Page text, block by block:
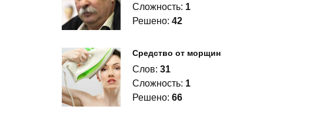
Сложность: 1
Решено: 42
Средство от морщин
Слов: 31
Сложность: 1
Решено: 66